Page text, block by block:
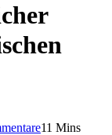
11 Mins